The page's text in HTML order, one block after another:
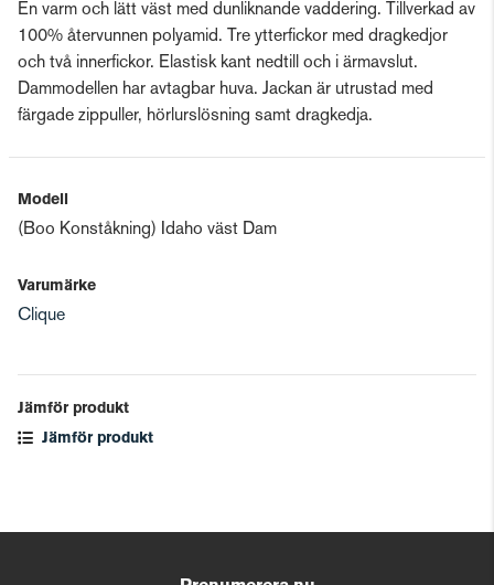
En varm och lätt väst med dunliknande vaddering. Tillverkad av
100% återvunnen polyamid. Tre ytterfickor med dragkedjor
och två innerfickor. Elastisk kant nedtill och i ärmavslut.
Dammodellen har avtagbar huva. Jackan är utrustad med
färgade zippuller, hörlurslösning samt dragkedja.
Modell
(Boo Konståkning) Idaho väst Dam
Varumärke
Clique
Jämför produkt
Jämför produkt